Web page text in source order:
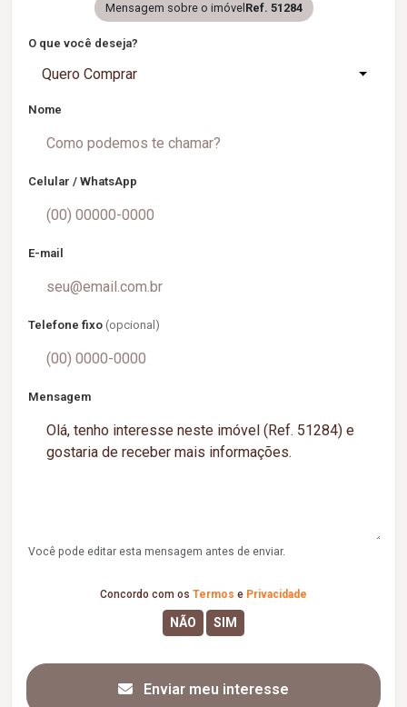
Mensagem sobre o imóvel Ref. 51284
O que você deseja?
Quero Comprar
Nome
Celular / WhatsApp
E-mail
Telefone fixo (opcional)
Mensagem
Você pode editar esta mensagem antes de enviar.
Concordo com os Termos e Privacidade
Enviar meu interesse